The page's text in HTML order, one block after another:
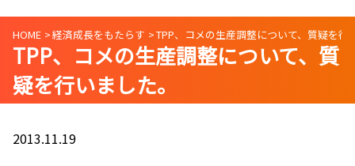
HOME 経済成長をもたらす TPP、コメの生産調整について、質疑を行
TPP、コメの生産調整について、質
疑を行いました。
2013.11.19